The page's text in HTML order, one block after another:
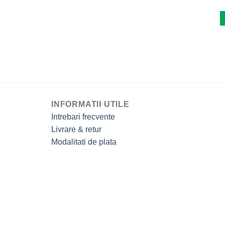
INFORMATII UTILE
Intrebari frecvente
Livrare & retur
Modalitati de plata